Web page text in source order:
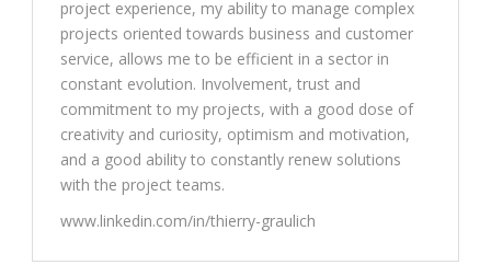
project experience, my ability to manage complex
projects oriented towards business and customer
service, allows me to be efficient in a sector in
constant evolution. Involvement, trust and
commitment to my projects, with a good dose of
creativity and curiosity, optimism and motivation,
and a good ability to constantly renew solutions
with the project teams.
www.linkedin.com/in/thierry-graulich